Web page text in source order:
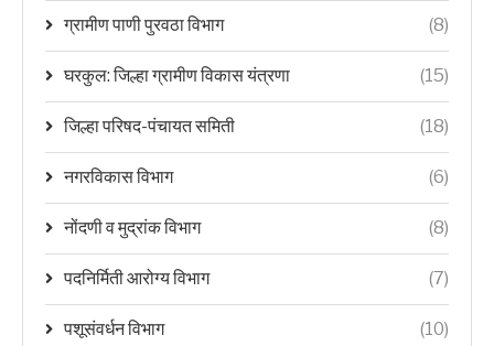
ग्रामीण पाणी पुरवठा विभाग (8)
घरकुल: जिल्हा ग्रामीण विकास यंत्रणा (15)
जिल्हा परिषद-पंचायत समिती (18)
नगरविकास विभाग (6)
नोंदणी व मुद्रांक विभाग (8)
पदनिर्मिती आरोग्य विभाग (7)
पशूसंवर्धन विभाग (10)